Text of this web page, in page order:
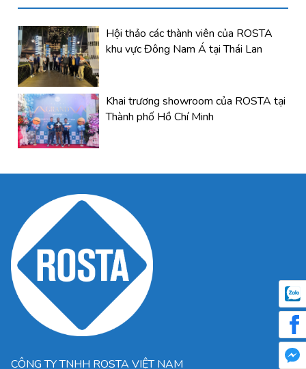
Hội thảo các thành viên của ROSTA
khu vực Đông Nam Á tại Thái Lan
Khai trương showroom của ROSTA tại
Thành phố Hồ Chí Minh
CÔNG TY TNHH ROSTA VIỆT NAM